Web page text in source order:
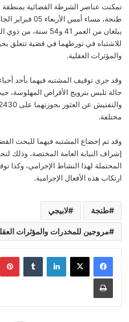
تمكنت عناصر الشرطة القضائية بمنطقة
طنجة، مساء أمس
يبلغان من العمر 41 و54
للاشتباه في تورطهما في قضية تتعلق
والمؤثرات العقلية.
وقد جرى توقيف المشتبه فيهما بأحد
حالة تلبس بترويج الأقراص
مختلفة.
وقد تم إخضاع المشتبه فيهما للبحث
إشراف النيابة العامة المختصة، وذلك
المحتملة لهذا النشاط الإجرامي، وكذا
ارتكاب هذه الأفعال الإجرامية.
طنجة لابيجي
مروجين للمخدرات والمؤثرات
لينكدإن
طباعة